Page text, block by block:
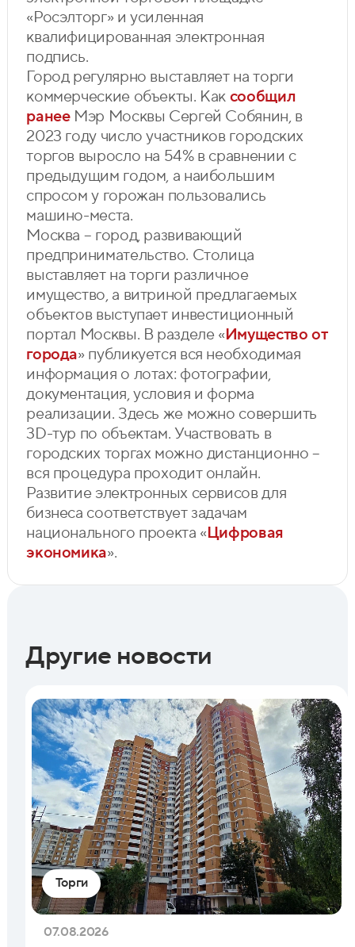
«Росэлторг» и усиленная
квалифицированная электронная
подпись.
Город регулярно выставляет на торги
коммерческие объекты. Как сообщил
ранееМэр Москвы Сергей Собянин, в
2023 году число участников городских
торгов выросло на 54% в сравнении с
предыдущим годом, а наибольшим
спросом у горожан пользовались
машино-места.
Москва – город, развивающий
предпринимательство. Столица
выставляет на торги различное
имущество, а витриной предлагаемых
объектов выступает инвестиционный
портал Москвы. В разделе «Имущество от
города» публикуется вся необходимая
информация о лотах: фотографии,
документация, условия и форма
реализации. Здесь же можно совершить
3D-тур по объектам. Участвовать в
городских торгах можно дистанционно –
вся процедура проходит онлайн.
Развитие электронных сервисов для
бизнеса соответствует задачам
национального проекта «Цифровая
экономика».
Другие новости
Торги
07.08.2026